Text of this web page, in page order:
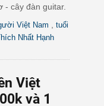
- cây đàn guitar.
Việt Nam
tuổi
Nhất Hạnh
Việt
và 1